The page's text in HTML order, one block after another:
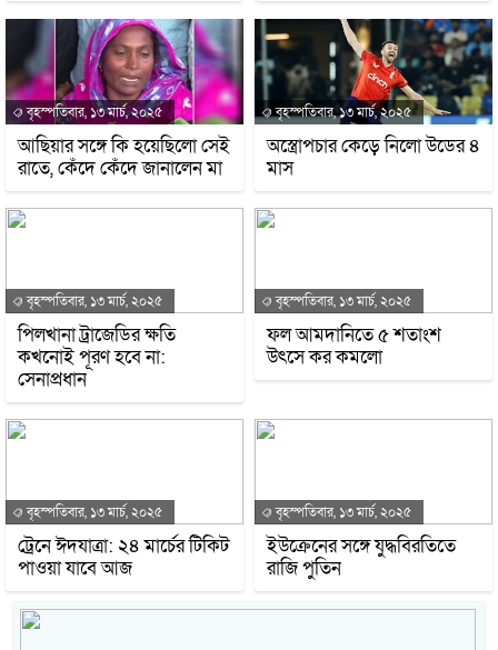
বৃহস্পতিবার, ১৩ মার্চ, ২০২৫
আছিয়ার সঙ্গে কি হয়েছিলো সেই
রাতে, কেঁদে কেঁদে জানালেন মা
বৃহস্পতিবার, ১৩ মার্চ, ২০২৫
অস্ত্রোপচার কেড়ে নিলো উডের ৪
মাস
বৃহস্পতিবার, ১৩ মার্চ, ২০২৫
পিলখানা ট্রাজেডির ক্ষতি
কখনোই পূরণ হবে না:
সেনাপ্রধান
বৃহস্পতিবার, ১৩ মার্চ, ২০২৫
ফল আমদানিতে ৫ শতাংশ
উৎসে কর কমলো
বৃহস্পতিবার, ১৩ মার্চ, ২০২৫
ট্রেনে ঈদযাত্রা: ২৪ মার্চের টিকিট
পাওয়া যাবে আজ
বৃহস্পতিবার, ১৩ মার্চ, ২০২৫
ইউক্রেনের সঙ্গে যুদ্ধবিরতিতে
রাজি পুতিন